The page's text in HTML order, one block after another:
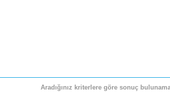
Aradığınız kriterlere göre sonuç